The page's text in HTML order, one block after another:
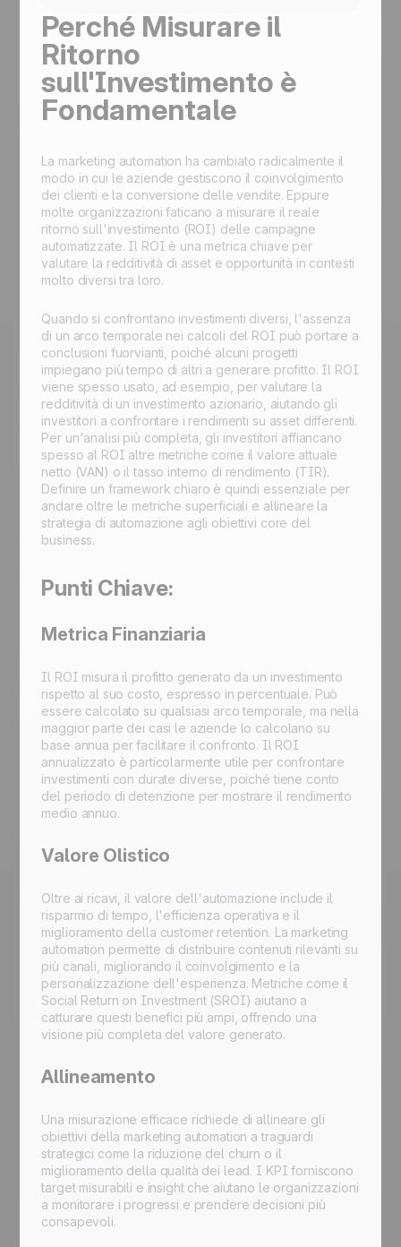
Perché Misurare il
Ritorno
sull'Investimento è
Fondamentale
La marketing automation ha cambiato radicalmente il
modo in cui le aziende gestiscono il coinvolgimento
dei clienti e la conversione delle vendite. Eppure
molte organizzazioni faticano a misurare il reale
ritorno sull'investimento (ROI) delle campagne
automatizzate. Il ROI è una metrica chiave per
valutare la redditività di asset e opportunità in contesti
molto diversi tra loro.
Quando si confrontano investimenti diversi, l'assenza
di un arco temporale nei calcoli del ROI può portare a
conclusioni fuorvianti, poiché alcuni progetti
impiegano più tempo di altri a generare profitto. Il ROI
viene spesso usato, ad esempio, per valutare la
redditività di un investimento azionario, aiutando gli
investitori a confrontare i rendimenti su asset differenti.
Per un'analisi più completa, gli investitori affiancano
spesso al ROI altre metriche come il valore attuale
netto (VAN) o il tasso interno di rendimento (TIR).
Definire un framework chiaro è quindi essenziale per
andare oltre le metriche superficiali e allineare la
strategia di automazione agli obiettivi core del
business.
Punti Chiave:
Metrica Finanziaria
Il ROI misura il profitto generato da un investimento
rispetto al suo costo, espresso in percentuale. Può
essere calcolato su qualsiasi arco temporale, ma nella
maggior parte dei casi le aziende lo calcolano su
base annua per facilitare il confronto. Il ROI
annualizzato è particolarmente utile per confrontare
investimenti con durate diverse, poiché tiene conto
del periodo di detenzione per mostrare il rendimento
medio annuo.
Valore Olistico
Oltre ai ricavi, il valore dell'automazione include il
risparmio di tempo, l'efficienza operativa e il
miglioramento della customer retention. La marketing
automation permette di distribuire contenuti rilevanti su
più canali, migliorando il coinvolgimento e la
personalizzazione dell'esperienza. Metriche come il
Social Return on Investment (SROI) aiutano a
catturare questi benefici più ampi, offrendo una
visione più completa del valore generato.
Allineamento
Una misurazione efficace richiede di allineare gli
obiettivi della marketing automation a traguardi
strategici come la riduzione del churn o il
miglioramento della qualità dei lead. I KPI forniscono
target misurabili e insight che aiutano le organizzazioni
a monitorare i progressi e prendere decisioni più
consapevoli.